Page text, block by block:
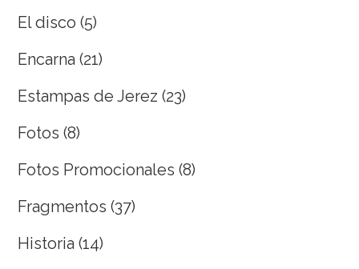
El disco (5)
Encarna (21)
Estampas de Jerez (23)
Fotos (8)
Fotos Promocionales (8)
Fragmentos (37)
Historia (14)